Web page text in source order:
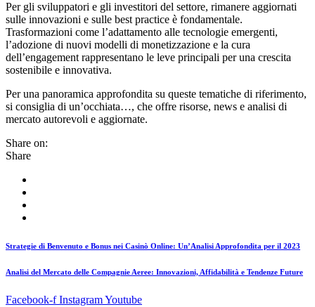
Per gli sviluppatori e gli investitori del settore, rimanere aggiornati
sulle innovazioni e sulle best practice è fondamentale.
Trasformazioni come l’adattamento alle tecnologie emergenti,
l’adozione di nuovi modelli di monetizzazione e la cura
dell’engagement rappresentano le leve principali per una crescita
sostenibile e innovativa.
Per una panoramica approfondita su queste tematiche di riferimento,
si consiglia di un’occhiata…, che offre risorse, news e analisi di
mercato autorevoli e aggiornate.
Share on:
Share
Strategie di Benvenuto e Bonus nei Casinò Online: Un’Analisi Approfondita per il 2023
Analisi del Mercato delle Compagnie Aeree: Innovazioni, Affidabilità e Tendenze Future
Facebook-f InstagramYoutube